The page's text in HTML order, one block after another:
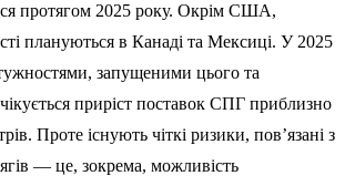
протягом 2025 року. Окрім США,
плануються в Канаді та Мексиці. У 2025
запущеними цього та
приріст поставок СПГ приблизно
Проте існують чіткі ризики, пов’язані з
— це, зокрема, можливість